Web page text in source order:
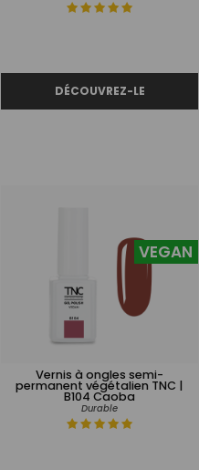
Vernis à ongles semi-
permanent végétalien TNC |
B104 Caoba
Durable
VEGAN